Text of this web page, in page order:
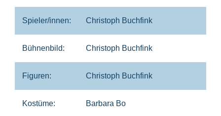
Spieler/innen: Christoph Buchfink
Bühnenbild: Christoph Buchfink
Figuren: Christoph Buchfink
Kostüme: Barbara Bo